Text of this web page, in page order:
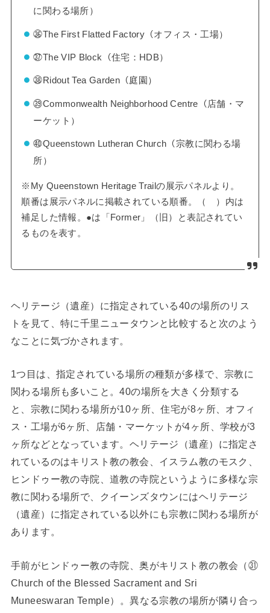
に関わる場所）
㊱The First Flatted Factory（オフィス・工場）
㊲The VIP Block（住宅：HDB）
㊳Ridout Tea Garden（庭園）
㊴Commonwealth Neighborhood Centre（店舗・マ
ーケット）
㊵Queenstown Lutheran Church（宗教に関わる場
所）
※My Queenstown Heritage Trailの展示パネルより。
順番は展示パネルに掲載されている順番。（ ）内は
補足した情報。●は「Former」（旧）と表記されてい
るものを表す。
ヘリテージ（遺産）に指定されている40の場所のリス
トを見て、特に千里ニュータウンと比較すると次のよう
なことに気づかされます。
1つ目は、指定されている場所の種類が多様で、宗教に
関わる場所も多いこと。40の場所を大きく分類する
と、宗教に関わる場所が10ヶ所、住宅が8ヶ所、オフィ
ス・工場が6ヶ所、店舗・マーケットが4ヶ所、学校が3
ヶ所などとなっています。ヘリテージ（遺産）に指定さ
れているのはキリスト教の教会、イスラム教のモスク、
ヒンドゥー教の寺院、道教の寺院というように多様な宗
教に関わる場所で、クイーンズタウンにはヘリテージ
（遺産）に指定されている以外にも宗教に関わる場所が
あります。
手前がヒンドゥー教の寺院、奥がキリスト教の教会（㉛
Church of the Blessed Sacrament and Sri
Muneeswaran Temple）。異なる宗教の場所が隣り合っ